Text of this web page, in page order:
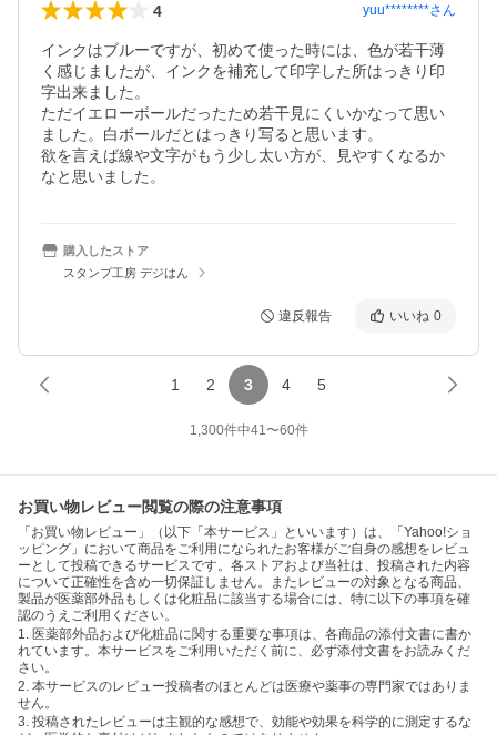
4 yuu********さん
インクはブルーですが、初めて使った時には、色が若干薄
く感じましたが、インクを補充して印字した所はっきり印
字出来ました。
ただイエローボールだったため若干見にくいかなって思い
ました。白ボールだとはっきり写ると思います。
欲を言えば線や文字がもう少し太い方が、見やすくなるか
なと思いました。
購入したストア
スタンプ工房 デジはん
違反報告 いいね 0
1 2 3 4 5
1,300件中41〜60件
お買い物レビュー閲覧の際の注意事項
「お買い物レビュー」（以下「本サービス」といいます）は、「Yahoo!ショ
ッピング」において商品をご利用になられたお客様がご自身の感想をレビュ
ーとして投稿できるサービスです。各ストアおよび当社は、投稿された内容
について正確性を含め一切保証しません。またレビューの対象となる商品、
製品が医薬部外品もしくは化粧品に該当する場合には、特に以下の事項を確
認のうえご利用ください。
1. 医薬部外品および化粧品に関する重要な事項は、各商品の添付文書に書か
れています。本サービスをご利用いただく前に、必ず添付文書をお読みくだ
さい。
2. 本サービスのレビュー投稿者のほとんどは医療や薬事の専門家ではありま
せん。
3. 投稿されたレビューは主観的な感想で、効能や効果を科学的に測定するな